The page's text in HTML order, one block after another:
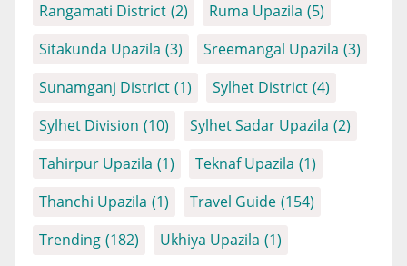
Rangamati District (2) Ruma Upazila (5)
Sitakunda Upazila (3) Sreemangal Upazila (3)
Sunamganj District (1) Sylhet District (4)
Sylhet Division (10) Sylhet Sadar Upazila (2)
Tahirpur Upazila (1) Teknaf Upazila (1)
Thanchi Upazila (1) Travel Guide (154)
Trending (182) Ukhiya Upazila (1)